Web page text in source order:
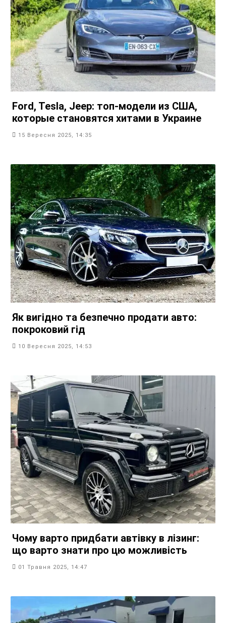
Ford, Tesla, Jeep: топ-модели из США,
которые становятся хитами в Украине
15 Вересня 2025, 14:35
Як вигідно та безпечно продати авто:
покроковий гід
10 Вересня 2025, 14:53
Чому варто придбати автівку в лізинг:
що варто знати про цю можливість
01 Травня 2025, 14:47